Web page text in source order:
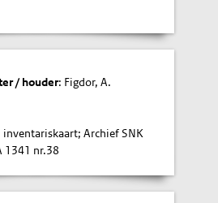
/ houder: Figdor, A.
inventariskaart; Archief SNK
1341 nr.38